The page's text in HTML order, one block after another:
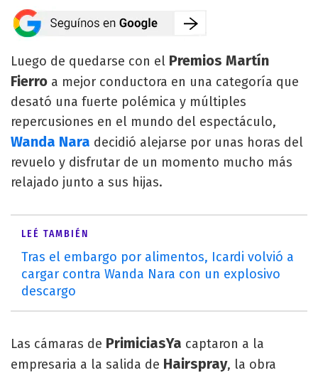
Luego de quedarse con el Premios Martín
Fierro a mejor conductora en una categoría que
desató una fuerte polémica y múltiples
repercusiones en el mundo del espectáculo,
Wanda Nara decidió alejarse por unas horas del
revuelo y disfrutar de un momento mucho más
relajado junto a sus hijas.
LEÉ TAMBIÉN
Tras el embargo por alimentos, Icardi volvió a
cargar contra Wanda Nara con un explosivo
descargo
Las cámaras de PrimiciasYa captaron a la
empresaria a la salida de Hairspray, la obra